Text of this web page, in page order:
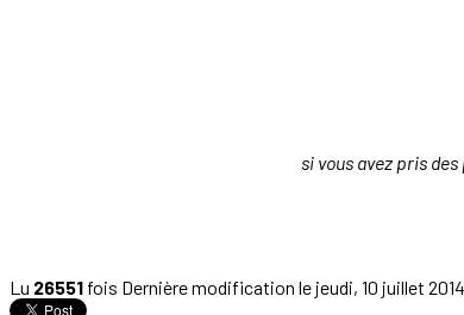
si vous avez pris
Lu 26551 fois Dernière modification le jeudi, 10 juillet